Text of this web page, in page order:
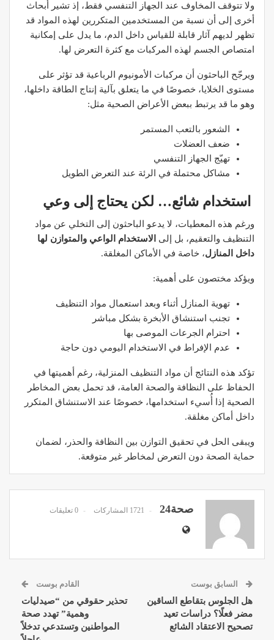
ولا تتوقف المخاوف عند الجهاز التنفسي فقط، إذ تشير أبحاث
أخرى إلى أن نسبة من المستخدمين المتكررين لهذه المواد قد
تظهر لديهم آثار قابلة للقياس داخل الدم، ما يدل على إمكانية
امتصاص الجسم لهذه المركبات مع كثرة التعرض لها.
ويرجّح الباحثون أن مركبات الأمونيوم الرباعية قد تؤثر على
مستوى الخلايا، خصوصًا في ما يتعلق بآلية إنتاج الطاقة داخلها،
وهو ما قد يرتبط ببعض الأعراض الصحية مثل:
الشعور بالتعب المستمر
ضعف العضلات
تهيّج الجهاز التنفسي
مشاكل محتملة في الرئة عند التعرض الطويل
استخدام شائع… لكن يحتاج إلى وعي
ورغم هذه المعطيات، لا يدعو الباحثون إلى التخلي عن مواد
التنظيف والتعقيم، بل إلى
الاستخدام الواعي والمتوازن لها
داخل المنازل، خاصة في الأماكن المغلقة.
ويؤكد مختصون على أهمية:
تهوية المنازل أثناء وبعد استعمال مواد التنظيف
تجنب استنشاق الأبخرة بشكل مباشر
احترام الجرعات الموصى بها
عدم الإفراط في الاستخدام اليومي دون حاجة
تؤكد هذه النتائج أن مواد التنظيف المنزلية، رغم أهميتها في
الحفاظ على النظافة والصحة العامة، قد تحمل بعض المخاطر
الصحية إذا أُسيء استخدامها، خصوصًا عند الاستنشاق المتكرر
داخل أماكن مغلقة.
ويبقى الحل في تحقيق التوازن بين النظافة والحذر، لضمان
حماية الصحة دون التعرض لمخاطر غير متوقعة.
صحة24 1721 المشاركات 0 تعليقات
السابق بوست
هل الجلوس بتقاطع الساقين
مضر فعلًا؟ دراسات تعيد
تصحيح الاعتقاد الشائع
القادم بوست
تحذير حقوقي من “صيدليات
وهمية” تهدد صحة
المواطنين وتستدعي تدخلاً